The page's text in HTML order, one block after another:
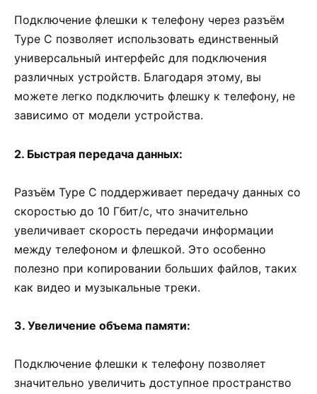
Подключение флешки к телефону через разъём
Type C позволяет использовать единственный
универсальный интерфейс для подключения
различных устройств. Благодаря этому, вы
можете легко подключить флешку к телефону, не
зависимо от модели устройства.
2. Быстрая передача данных:
Разъём Type C поддерживает передачу данных со
скоростью до 10 Гбит/с, что значительно
увеличивает скорость передачи информации
между телефоном и флешкой. Это особенно
полезно при копировании больших файлов, таких
как видео и музыкальные треки.
3. Увеличение объема памяти:
Подключение флешки к телефону позволяет
значительно увеличить доступное пространство